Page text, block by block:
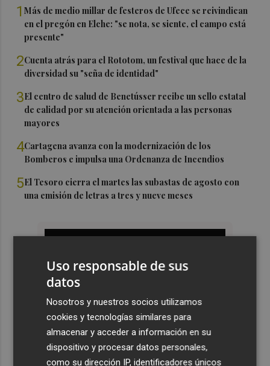
1Más de medio millar de festeros de Ufece se reivindican
en el pregón en Elche: "se nota, se siente, el campo está
presente"
2Cuenta atrás para el Rototom, un festival que hace de la
diversidad su "seña de identidad"
3El centro de salud de Benetússer recibe un sello estatal
de calidad por su atención orientada a las personas
mayores
4Cartagena avanza con la modernización de los
Bomberos e impulsa una Ordenanza de Incendios
5El Tesoro cierra el martes las subastas de agosto con
una emisión de letras a tres y nueve meses
Uso responsable de sus
datos
Nosotros y nuestros socios utilizamos
cookies y tecnologías similares para
almacenar y acceder a información en su
dispositivo y procesar datos personales,
como su dirección IP, identificadores únicos